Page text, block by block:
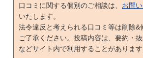
口コミに関する個別のご相談は、 お問
いたします。
法令違反と考えられる口コミ等は削除&
ご了承ください。投稿内容は、要約・
などサイト内で利用することがあります